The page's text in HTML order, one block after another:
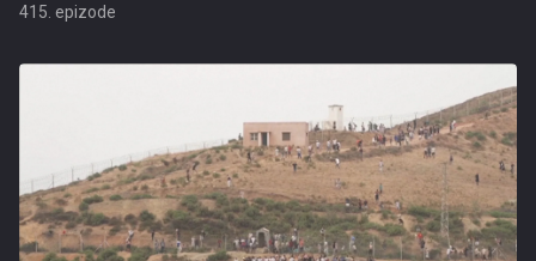
415. epizode